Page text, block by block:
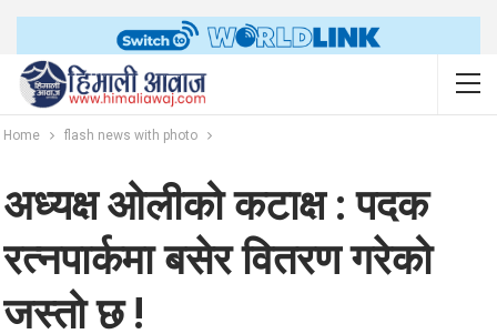
Home flash news with photo
अध्यक्ष ओलीको कटाक्ष : पदक
रत्नपार्कमा बसेर वितरण गरेको
जस्तो छ !